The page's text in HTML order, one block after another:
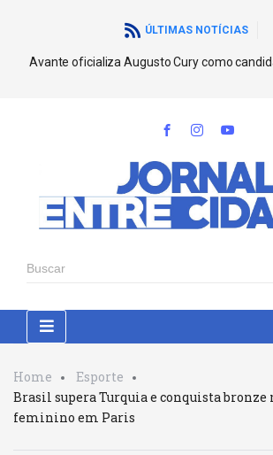
ÚLTIMAS NOTÍCIAS
Avante oficializa Augusto Cury como
Home
Esporte
Brasil supera Turquia e conquista bronze
feminino em Paris